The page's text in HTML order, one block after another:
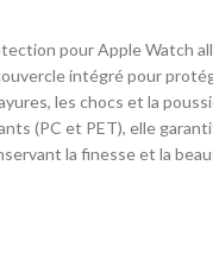
pour Apple Watch
intégré pour
les chocs et la
(PC et PET), elle
la finesse et la